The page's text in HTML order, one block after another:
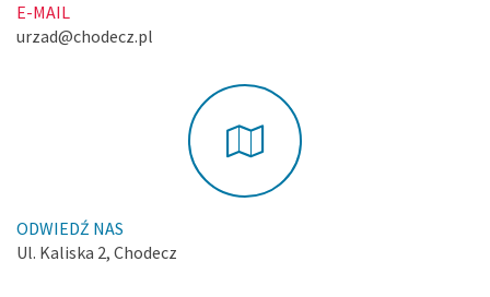
E-MAIL
urzad@chodecz.pl
ODWIEDŹ NAS
Ul. Kaliska 2, Chodecz